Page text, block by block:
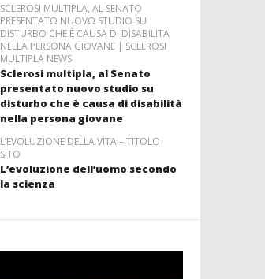
SCLEROSI MULTIPLA, AL SENATO
PRESENTATO NUOVO STUDIO SU
DISTURBO CHE È CAUSA DI DISABILITÀ
NELLA PERSONA GIOVANE | SCLEROSI
MULTIPLA NEWS
Sclerosi multipla, al Senato
presentato nuovo studio su
disturbo che è causa di disabilità
nella persona giovane
L’EVOLUZIONE DELLA VITA – TITOLO
SITO
L’evoluzione dell’uomo secondo
la scienza